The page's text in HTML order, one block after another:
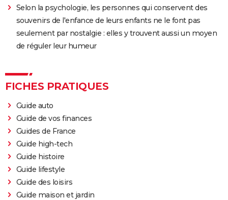
Selon la psychologie, les personnes qui conservent des
souvenirs de l'enfance de leurs enfants ne le font pas
seulement par nostalgie : elles y trouvent aussi un moyen
de réguler leur humeur
FICHES PRATIQUES
Guide auto
Guide de vos finances
Guides de France
Guide high-tech
Guide histoire
Guide lifestyle
Guide des loisirs
Guide maison et jardin